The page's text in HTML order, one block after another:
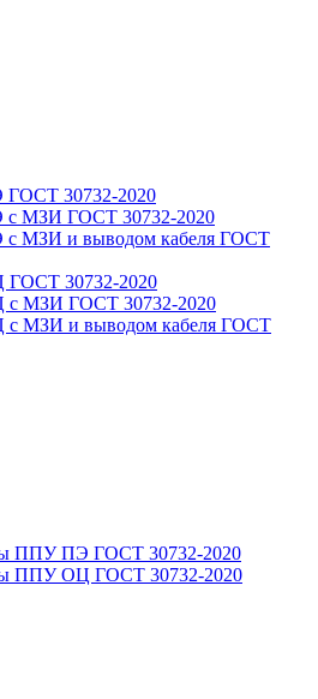
30732-2020
МЗИ ГОСТ 30732-2020
МЗИ и выводом кабеля ГОСТ
30732-2020
МЗИ ГОСТ 30732-2020
МЗИ и выводом кабеля ГОСТ
ППУ ПЭ ГОСТ 30732-2020
ППУ ОЦ ГОСТ 30732-2020